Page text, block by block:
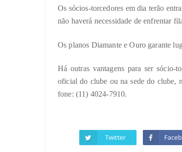
Os sócios-torcedores em dia terão
não haverá necessidade de enfrentar
Os planos Diamante e Ouro garante
Há outras vantagens para ser sócio-
oficial do clube ou na sede do clube,
fone: (11) 4024-7910.
Twitter